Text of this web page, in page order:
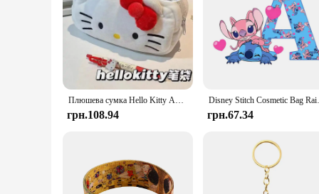
Плюшева сумка Hello Kitty Аніме Sanrio Cinnamoroll Сумки для зберігання косметики Мультфільм Kawaii Pochacco Пенал Подарунки на день народження для дівчини
грн.108.94
Disney Stitch
грн.67.34